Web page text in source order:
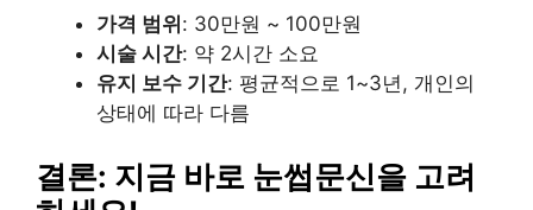
가격 범위 : 30만원 ~ 100만원
시술 시간: 약 2시간 소요
유지 보수 기간: 평균적으로 1~3년, 개인의
상태에 따라 다름
결론: 지금 바로 눈썹문신을 고려